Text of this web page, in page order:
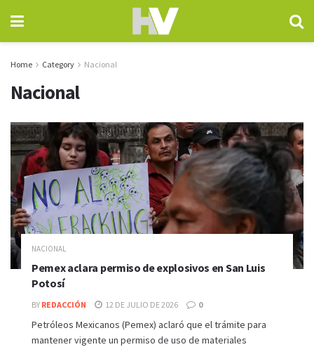
Home Category Nacional
Nacional
NACIONAL
Pemex aclara permiso de explosivos en San Luis
Potosí
BY REDACCIÓN 12 DE JULIO DE 2026 0
Petróleos Mexicanos (Pemex) aclaró que el trámite para
mantener vigente un permiso de uso de materiales